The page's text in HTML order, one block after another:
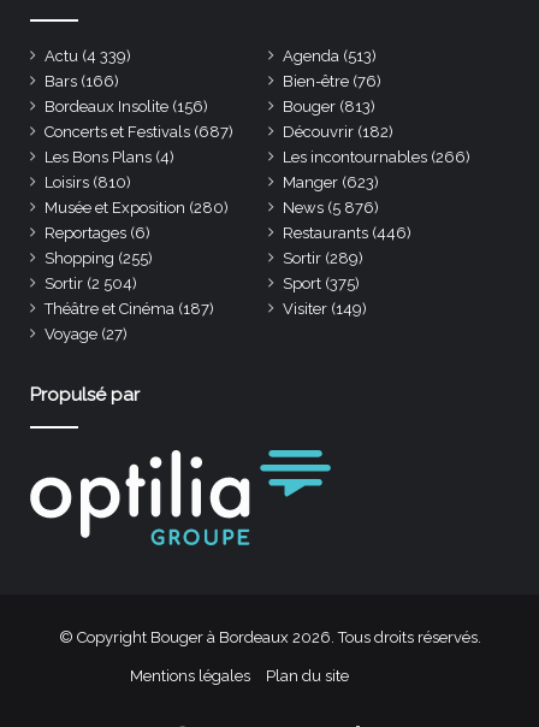
Actu (4 339) Agenda (513)
Bars (166) Bien-être (76)
Bordeaux Insolite (156) Bouger (813)
Concerts et Festivals (687) Découvrir (182)
Les Bons Plans (4) Les incontournables (266)
Loisirs (810) Manger (623)
Musée et Exposition (280) News (5 876)
Reportages (6) Restaurants (446)
Shopping (255) Sortir (289)
Sortir (2 504) Sport (375)
Théâtre et Cinéma (187) Visiter (149)
Voyage (27)
Propulsé par
© Copyright Bouger à Bordeaux 2026. Tous droits réservés.
Mentions légales Plan du site